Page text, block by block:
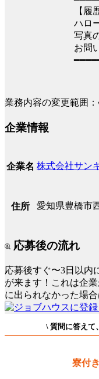
【履
ハロ
写真
お問
業務内容の変更範囲
企業情報
企業名 株式会社サン
住所 愛知県豊橋市
応募後の流れ
応募後すぐ〜3日以内
が来ます！これは企
に出られなかった場合
\ 質問に答えて、
寮付